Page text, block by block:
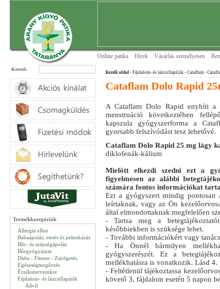
Online patika Hírek Vásárlás személyesen
Keresõ:
Termékkategóriák
Allergia ellen
Babaápolás, etetés és pelenkázás
Bőr- és szépségápolás
Bőrgyógyászat
Diéta - Fitness - Zsírégetés
Egészségmegőrzés
Érzékszerveinkre
Fájdalom- és lázcsillapítók
Advil
Kezdõ oldal - Fájdalom- és lázcsillapítók - Cataflam -
Cataflam Dolo Rapid
A Cataflam Dolo Rapid enyhíti a
menstruáció következtében
kapszula gyógyszerforma a
gyorsabb felszívódást tesz lehetővé.
Cataflam Dolo Rapid 25 mg lágy
diklofenák-kálium
Mielőtt elkezdi szedni ezt a
figyelmesen az alábbi
számára fontos információkat
Ezt a gyógyszert mindig pontosan
leírtaknak, vagy az Ön
által elmondottaknak megfelelően
- Tartsa meg a
későbbiekben is szüksége lehet.
- További információkért vagy
- Ha Önnél bármilyen
gyógyszerészét. Ez a
mellékhatásra is vonatkozik. Lásd 4.
- Feltétlenül tájékoztassa
követő 3, fájdalom esetén 5 napon